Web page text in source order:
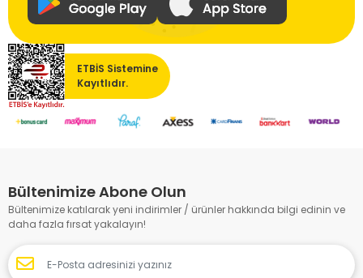
ETBİS Sistemine
Kayıtlıdır.
Bültenimize Abone Olun
Bültenimize katılarak yeni indirimler / ürünler hakkında bilgi edinin ve
daha fazla fırsat yakalayın!